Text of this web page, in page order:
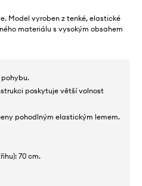
Model vyroben z tenké, elastické
materiálu s vysokým obsahem
pohybu.
poskytuje větší volnost
pohodlným elastickým lemem.
70 cm.